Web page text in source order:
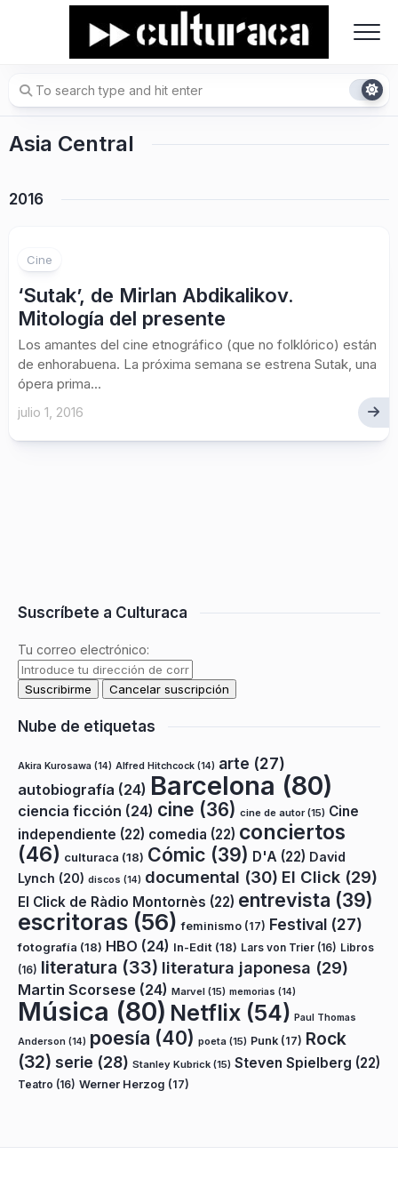
Asia Central
2016
Cine
‘Sutak’, de Mirlan Abdikalikov.
Mitología del presente
Los amantes del cine etnográfico (que no folklórico) están
de enhorabuena. La próxima semana se estrena Sutak, una
ópera prima...
julio 1, 2016
Suscríbete a Culturaca
Tu correo electrónico:
Nube de etiquetas
Akira Kurosawa (14) Alfred Hitchcock (14) arte (27)
autobiografía (24) Barcelona (80)
ciencia ficción (24) cine (36) cine de autor(15) Cine
independiente (22) comedia (22) conciertos
(46) culturaca (18) Cómic (39) D'A (22) David
Lynch (20) discos (14) documental (30) El Click (29)
El Click de Ràdio Montornès (22) entrevista (39)
escritoras (56) feminismo (17) Festival (27)
fotografía (18) HBO (24) In-Edit (18) Lars von Trier (16) Libros
(16) literatura (33) literatura japonesa (29)
Martin Scorsese (24) Marvel (15) memorias (14)
Música (80) Netflix (54) Paul Thomas
Anderson (14) poesía (40) poeta (15) Punk (17) Rock
(32) serie (28) Stanley Kubrick (15) Steven Spielberg (22)
Teatro (16) Werner Herzog (17)